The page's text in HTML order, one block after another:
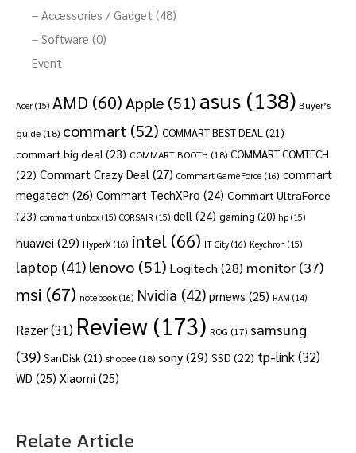
– Accessories / Gadget (48)
– Software (0)
Event
Acer (15) AMD (60)Apple (51) asus (138) Buyer’s
guide (18) commart (52) COMMART BEST DEAL (21)
commart big deal (23) COMMART BOOTH (18) COMMART COMTECH
(22) Commart Crazy Deal (27) Commart GameForce (16) commart
megatech (26) Commart TechXPro (24) Commart UltraForce
(23) commart unbox (15) CORSAIR (15) dell (24) gaming (20) hp (15)
huawei (29) HyperX (16) intel (66) IT City (16) Keychron (15)
laptop (41) lenovo (51) Logitech (28) monitor (37)
msi (67) notebook (16) Nvidia (42) prnews (25) RAM (14)
Razer(31) Review (173) ROG (17) samsung
(39) SanDisk (21) shopee (18) sony(29) SSD (22) tp-link(32)
WD (25) Xiaomi (25)
Relate Article